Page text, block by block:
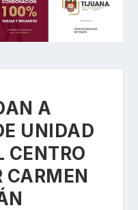
A
UNIDAD
CENTRO
CARMEN